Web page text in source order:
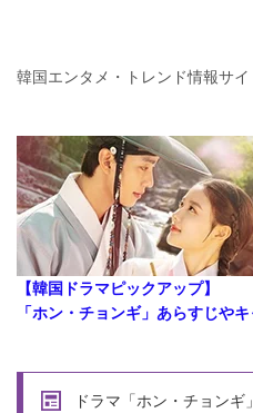
韓国エンタメ・トレンド情報サイ
【韓国ドラマピックアップ】
「ホン・チョンギ」あらすじや
ドラマ「ホン・チョン